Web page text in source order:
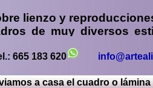
lienzo y
de muy diversos
mendiante envío de
665 183 620
a casa el cuadro o lámina